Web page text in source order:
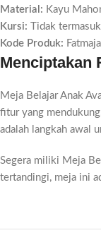
Material: Kayu
Kursi: Tidak
Kode Produk:
Menciptakan
Meja Belajar Anak
fitur yang
adalah langkah awal
Segera miliki Meja
tertandingi, meja ini